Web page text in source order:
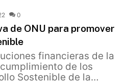
0
de ONU para promover
financieras de la
de los
Sostenible de la…